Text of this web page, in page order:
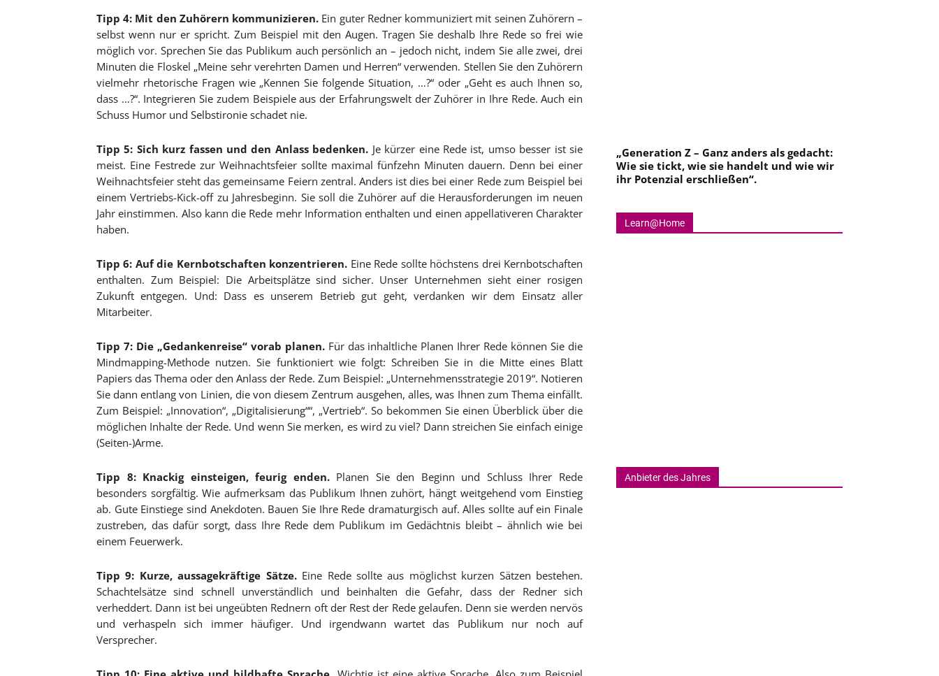
Tipp 4: Mit den Zuhörern kommunizieren. Ein guter Redner kommuniziert mit seinen Zuhörern –
selbst wenn nur er spricht. Zum Beispiel mit den Augen. Tragen Sie deshalb Ihre Rede so frei wie
möglich vor. Sprechen Sie das Publikum auch persönlich an – jedoch nicht, indem Sie alle zwei, drei
Minuten die Floskel „Meine sehr verehrten Damen und Herren“ verwenden. Stellen Sie den Zuhörern
vielmehr rhetorische Fragen wie „Kennen Sie folgende Situation, …?“ oder „Geht es auch Ihnen so,
dass …?“. Integrieren Sie zudem Beispiele aus der Erfahrungswelt der Zuhörer in Ihre Rede. Auch ein
Schuss Humor und Selbstironie schadet nie.
Tipp 5: Sich kurz fassen und den Anlass bedenken. Je kürzer eine Rede ist, umso besser ist sie
meist. Eine Festrede zur Weihnachtsfeier sollte maximal fünfzehn Minuten dauern. Denn bei einer
Weihnachtsfeier steht das gemeinsame Feiern zentral. Anders ist dies bei einer Rede zum Beispiel bei
einem Vertriebs-Kick-off zu Jahresbeginn. Sie soll die Zuhörer auf die Herausforderungen im neuen
Jahr einstimmen. Also kann die Rede mehr Information enthalten und einen appellativeren Charakter
haben.
Tipp 6: Auf die Kernbotschaften konzentrieren. Eine Rede sollte höchstens drei Kernbotschaften
enthalten. Zum Beispiel: Die Arbeitsplätze sind sicher. Unser Unternehmen sieht einer rosigen
Zukunft entgegen. Und: Dass es unserem Betrieb gut geht, verdanken wir dem Einsatz aller
Mitarbeiter.
Tipp 7: Die „Gedankenreise“ vorab planen.Für das inhaltliche Planen Ihrer Rede können Sie die
Mindmapping-Methode nutzen. Sie funktioniert wie folgt: Schreiben Sie in die Mitte eines Blatt
Papiers das Thema oder den Anlass der Rede. Zum Beispiel: „Unternehmensstrategie 2019“. Notieren
Sie dann entlang von Linien, die von diesem Zentrum ausgehen, alles, was Ihnen zum Thema einfällt.
Zum Beispiel: „Innovation“, „Digitalisierung““, „Vertrieb“. So bekommen Sie einen Überblick über die
möglichen Inhalte der Rede. Und wenn Sie merken, es wird zu viel? Dann streichen Sie einfach einige
(Seiten-)Arme.
Tipp 8: Knackig einsteigen, feurig enden.Planen Sie den Beginn und Schluss Ihrer Rede
besonders sorgfältig. Wie aufmerksam das Publikum Ihnen zuhört, hängt weitgehend vom Einstieg
ab. Gute Einstiege sind Anekdoten. Bauen Sie Ihre Rede dramaturgisch auf. Alles sollte auf ein Finale
zustreben, das dafür sorgt, dass Ihre Rede dem Publikum im Gedächtnis bleibt – ähnlich wie bei
einem Feuerwerk.
Tipp 9: Kurze, aussagekräftige Sätze. Eine Rede sollte aus möglichst kurzen Sätzen bestehen.
Schachtelsätze sind schnell unverständlich und beinhalten die Gefahr, dass der Redner sich
verheddert. Dann ist bei ungeübten Rednern oft der Rest der Rede gelaufen. Denn sie werden nervös
und verhaspeln sich immer häufiger. Und irgendwann wartet das Publikum nur noch auf
Versprecher.
„Generation Z – Ganz anders als gedacht:
Wie sie tickt, wie sie handelt und wie wir
ihr Potenzial erschließen“.
Learn@Home
Anbieter des Jahres